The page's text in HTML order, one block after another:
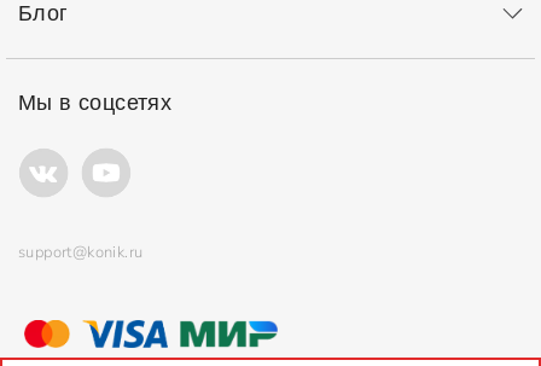
Блог
Мы в соцсетях
support@konik.ru